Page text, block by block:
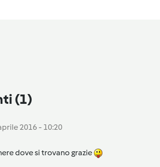
(1)
2016 - 10:20
dove si trovano grazie